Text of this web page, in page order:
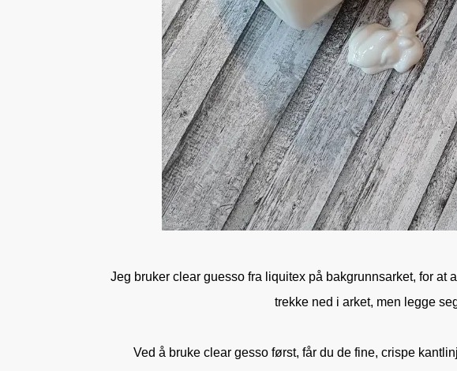
Jeg bruker clear guesso fra liquitex på bakgrunnsarket, for at
trekke ned i arket, men legge
Ved å bruke clear gesso først, får du de fine, crispe